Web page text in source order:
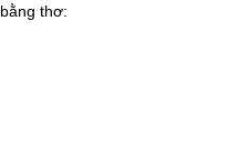
bằng thơ: